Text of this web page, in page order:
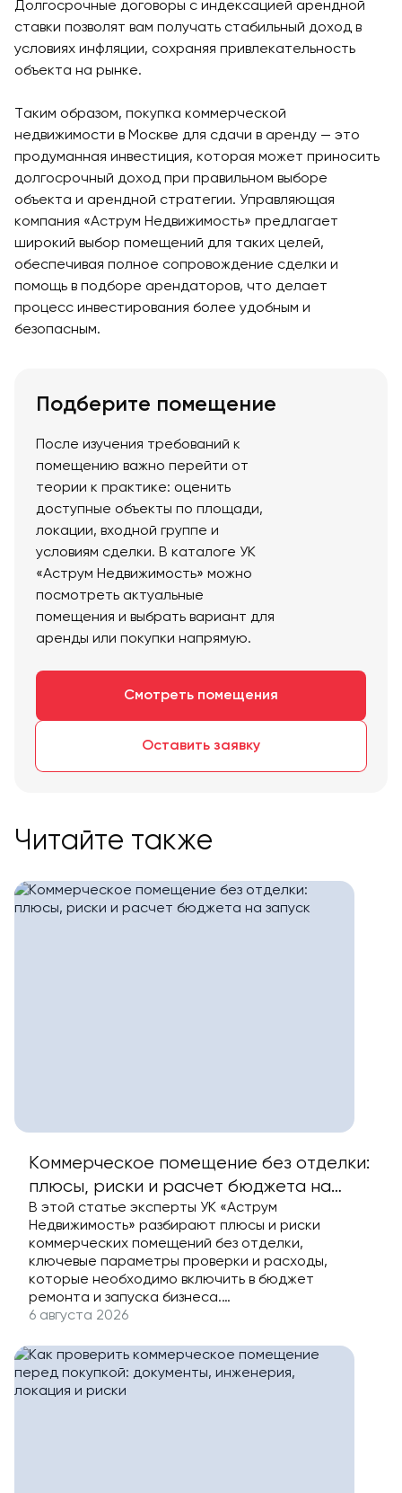
Долгосрочные договоры с индексацией арендной
ставки позволят вам получать стабильный доход в
условиях инфляции, сохраняя привлекательность
объекта на рынке.
Таким образом, покупка коммерческой
недвижимости в Москве для сдачи в аренду — это
продуманная инвестиция, которая может приносить
долгосрочный доход при правильном выборе
объекта и арендной стратегии. Управляющая
компания «Аструм Недвижимость» предлагает
широкий выбор помещений для таких целей,
обеспечивая полное сопровождение сделки и
помощь в подборе арендаторов, что делает
процесс инвестирования более удобным и
безопасным.
Подберите помещение
После изучения требований к
помещению важно перейти от
теории к практике: оценить
доступные объекты по площади,
локации, входной группе и
условиям сделки. В каталоге УК
«Аструм Недвижимость» можно
посмотреть актуальные
помещения и выбрать вариант для
аренды или покупки напрямую.
Смотреть помещения
Оставить заявку
Читайте также
Коммерческое помещение без отделки:
плюсы, риски и расчет бюджета на
запуск
В этой статье эксперты УК «Аструм
Недвижимость» разбирают плюсы и риски
коммерческих помещений без отделки,
ключевые параметры проверки и расходы,
которые необходимо включить в бюджет
ремонта и запуска бизнеса.
6 августа 2026